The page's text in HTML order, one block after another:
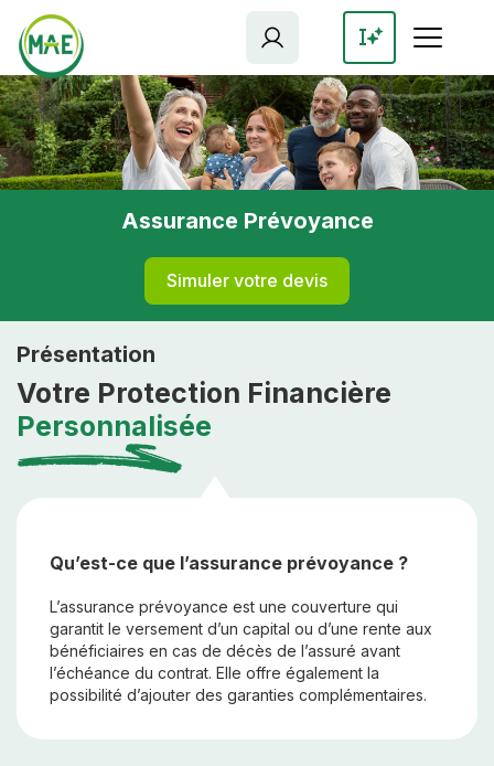
contenu
principal
Assurance Prévoyance
Simuler votre devis
Présentation
Votre Protection Financière
Personnalisée
Qu’est-ce que l’assurance prévoyance ?
L’assurance prévoyance est une couverture qui
garantit le versement d’un capital ou d’une rente aux
bénéficiaires en cas de décès de l’assuré avant
l’échéance du contrat. Elle offre également la
possibilité d’ajouter des garanties complémentaires.